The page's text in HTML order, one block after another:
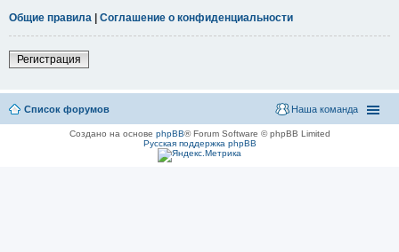
Общие правила | Соглашение о конфиденциальности
Регистрация
Список форумов Наша команда
Создано на основе phpBB® Forum Software © phpBB Limited
Русская поддержка phpBB